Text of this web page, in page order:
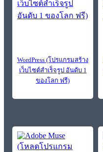
WordPress (โปรแกรมสร้าง
เว็บไซต์สำเร็จรูป อันดับ 1
ของโลก ฟรี)